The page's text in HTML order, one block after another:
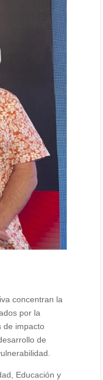
concentran la
por la
de impacto
de
Educación y